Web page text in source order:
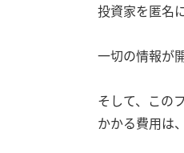
投資家を匿名
一切の情報が
そして、この
かかる費用は